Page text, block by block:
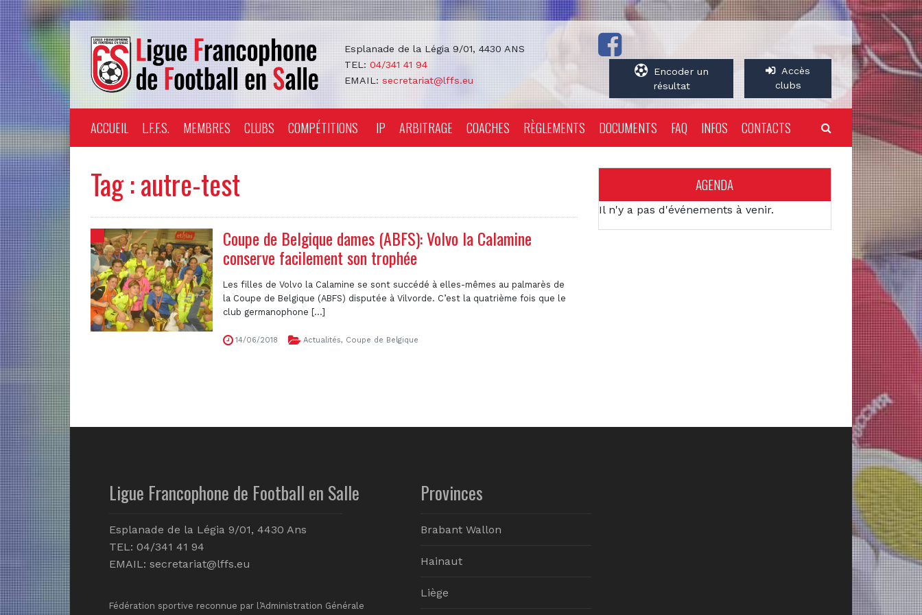
Esplanade de la Légia 9/01, 4430 ANS
TEL: 04/341 41 94
EMAIL: secretariat@lffs.eu
Encoder un
résultat
Accès
clubs
ACCUEIL L.F.F.S. MEMBRES CLUBS COMPÉTITIONS IP ARBITRAGE COACHES RÈGLEMENTS DOCUMENTS FAQ INFOS CONTACTS
Tag : autre-test
Coupe de Belgique dames (ABFS): Volvo la Calamine
conserve facilement son trophée
Les filles de Volvo la Calamine se sont succédé à elles-mêmes au palmarès de
la Coupe de Belgique (ABFS) disputée à Vilvorde. C’est la quatrième fois que le
club germanophone [...]
14/06/2018 Actualités, Coupe de Belgique
AGENDA
Il n'y a pas d'événements à venir.
Ligue Francophone de Football en Salle
Esplanade de la Légia 9/01, 4430 Ans
TEL: 04/341 41 94
EMAIL: secretariat@lffs.eu
Fédération sportive reconnue par l’Administration Générale
Provinces
Brabant Wallon
Hainaut
Liège